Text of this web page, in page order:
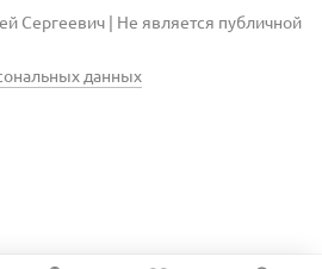
Сергеевич | Не является публичной
данных